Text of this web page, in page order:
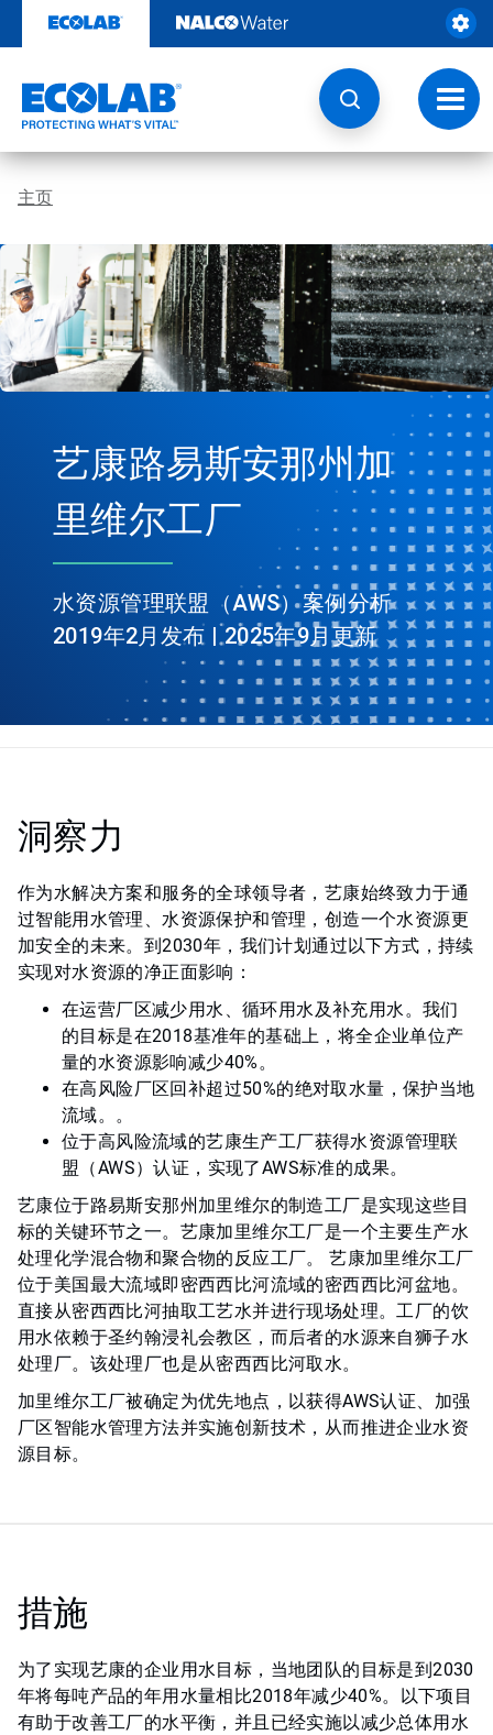
至
切
换
导
航
主页
艺康路易斯安那州加
里维尔工厂
水资源管理联盟（AWS）案例分析
2019年2月发布 | 2025年9月更新
洞察力
作为水解决方案和服务的全球领导者，艺康始终致力于通
过智能用水管理、水资源保护和管理，创造一个水资源更
加安全的未来。到2030年，我们计划通过以下方式，持续
实现对水资源的净正面影响：
在运营厂区减少用水、循环用水及补充用水。我们
的目标是在2018基准年的基础上，将全企业单位产
量的水资源影响减少40%。
在高风险厂区回补超过50%的绝对取水量，保护当地
流域。。
位于高风险流域的艺康生产工厂获得水资源管理联
盟（AWS）认证，实现了AWS标准的成果。
艺康位于路易斯安那州加里维尔的制造工厂是实现这些目
标的关键环节之一。艺康加里维尔工厂是一个主要生产水
处理化学混合物和聚合物的反应工厂。​​​​​​​ 艺康加里维尔工厂
位于美国最大流域即密西西比河流域的密西西比河盆地。
直接从密西西比河抽取工艺水并进行现场处理。工厂的饮
用水依赖于圣约翰浸礼会教区，而后者的水源来自狮子水
处理厂。该处理厂也是从密西西比河取水。
加里维尔工厂被确定为优先地点，以获得AWS认证、加强
厂区智能水管理方法并实施创新技术，从而推进企业水资
源目标。
措施
为了实现艺康的企业用水目标，当地团队的目标是到2030
年将每吨产品的年用水量相比2018年减少40%。以下项目
有助于改善工厂的水平衡，并且已经实施以减少总体用水